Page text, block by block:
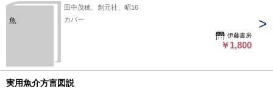
魚
田中茂穂、創元社、昭16
カバー
伊藤書房
￥1,800
実用魚介方言図説